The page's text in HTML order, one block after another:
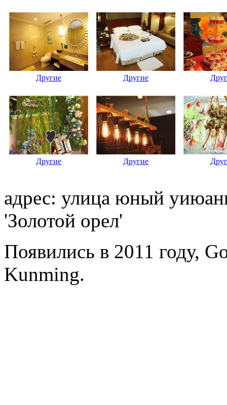
Другие Другие
Другие Другие
адрес: улица юный
'Золотой орел'
Появились в 2011 году,
Kunming.